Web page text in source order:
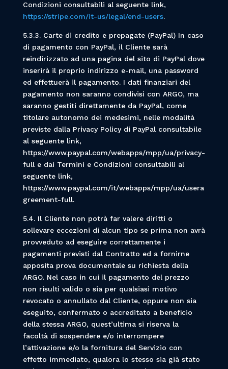
Condizioni consultabili al seguente link,
https://stripe.com/it-us/legal/end-users.
5.3.3. Carte di credito e prepagate (PayPal) In caso
di pagamento con PayPal, il Cliente sarà
reindirizzato ad una pagina del sito di PayPal dove
inserirà il proprio indirizzo e-mail, una password
ed effettuerà il pagamento. I dati finanziari del
pagamento non saranno condivisi con ARGO, ma
saranno gestiti direttamente da PayPal, come
titolare autonomo dei medesimi, nelle modalità
previste dalla Privacy Policy di PayPal consultabile
al seguente link,
https://www.paypal.com/webapps/mpp/ua/privacy-
full e dai Termini e Condizioni consultabili al
seguente link,
https://www.paypal.com/it/webapps/mpp/ua/usera
greement-full.
5.4. Il Cliente non potrà far valere diritti o
sollevare eccezioni di alcun tipo se prima non avrà
provveduto ad eseguire correttamente i
pagamenti previsti dal Contratto ed a fornirne
apposita prova documentale su richiesta della
ARGO. Nel caso in cui il pagamento del prezzo
non risulti valido o sia per qualsiasi motivo
revocato o annullato dal Cliente, oppure non sia
eseguito, confermato o accreditato a beneficio
della stessa ARGO, quest’ultima si riserva la
facoltà di sospendere e/o interrompere
l’attivazione e/o la fornitura del Servizio con
effetto immediato, qualora lo stesso sia già stato